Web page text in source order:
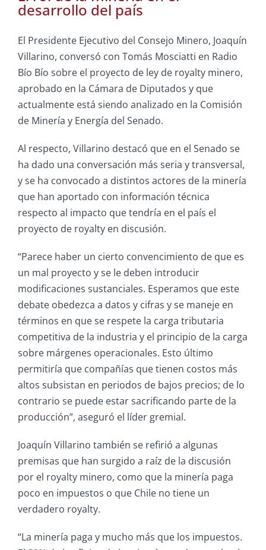
desarrollo del país
El Presidente Ejecutivo del Consejo Minero, Joaquín
Villarino, conversó con Tomás Mosciatti en Radio
Bío Bío sobre el proyecto de ley de royalty minero,
aprobado en la Cámara de Diputados y que
actualmente está siendo analizado en la Comisión
de Minería y Energía del Senado.
Al respecto, Villarino destacó que en el Senado se
ha dado una conversación más seria y transversal,
y se ha convocado a distintos actores de la minería
que han aportado con información técnica
respecto al impacto que tendría en el país el
proyecto de royalty en discusión.
“Parece haber un cierto convencimiento de que es
un mal proyecto y se le deben introducir
modificaciones sustanciales. Esperamos que este
debate obedezca a datos y cifras y se maneje en
términos en que se respete la carga tributaria
competitiva de la industria y el principio de la carga
sobre márgenes operacionales. Esto último
permitiría que compañías que tienen costos más
altos subsistan en periodos de bajos precios; de lo
contrario se puede estar sacrificando parte de la
producción”, aseguró el líder gremial.
Joaquín Villarino también se refirió a algunas
premisas que han surgido a raíz de la discusión
por el royalty minero, como que la minería paga
poco en impuestos o que Chile no tiene un
verdadero royalty.
“La minería paga y mucho más que los impuestos.